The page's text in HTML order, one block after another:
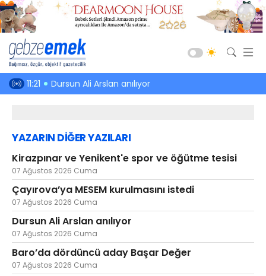
11:21 Dursun Ali Arslan anılıyor
YAZARIN DİĞER YAZILARI
Kirazpınar ve Yenikent'e spor ve öğütme tesisi
07 Ağustos 2026 Cuma
Çayırova’ya MESEM kurulmasını istedi
07 Ağustos 2026 Cuma
Dursun Ali Arslan anılıyor
07 Ağustos 2026 Cuma
Baro’da dördüncü aday Başar Değer
07 Ağustos 2026 Cuma
Güncel
Siyaset
Spor
Ekonomi
Sağlık
Kültür-Sanat
Emlak
Teknoloji